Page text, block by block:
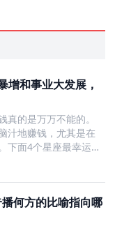
增和事业大发展，
的是万万不能的。
汁地赚钱，尤其是在
下面4个星座最幸运
大星座未来两周生财
何方的比喻指向哪